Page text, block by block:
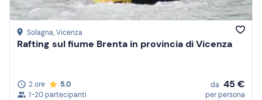
Solagna, Vicenza
Rafting sul fiume Brenta in provincia di Vicenza
2 ore
5.0
1-20 partecipanti
da 45 €
per persona